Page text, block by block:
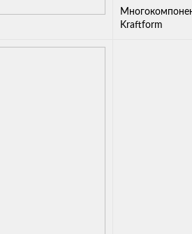
Kraftform